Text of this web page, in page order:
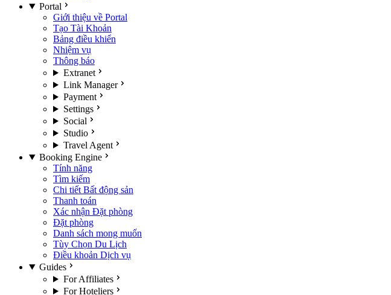
Portal
Giới thiệu về Portal
Tạo Tài Khoản
Bảng điều khiển
Nhiệm vụ
Thông báo
Extranet
Link Manager
Payment
Settings
Social
Studio
Travel Agent
Booking Engine
Tính năng
Tìm kiếm
Chi tiết Bất động sản
Thanh toán
Xác nhận Đặt phòng
Đặt phòng
Danh sách mong muốn
Tùy Chọn Du Lịch
Điều khoản Dịch vụ
Guides
For Affiliates
For Hoteliers